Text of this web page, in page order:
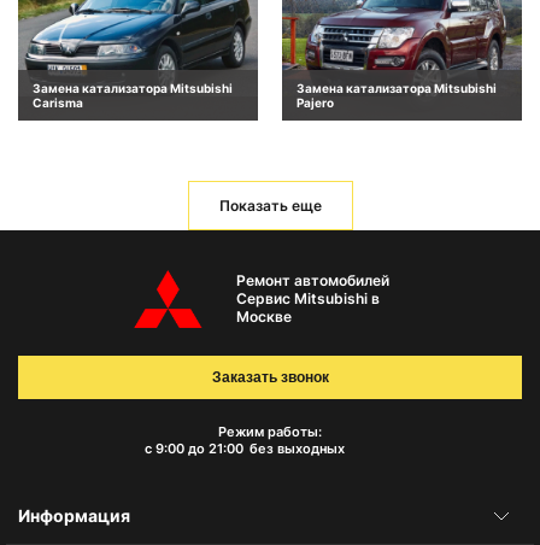
Замена катализатора Mitsubishi
Carisma
Замена катализатора Mitsubishi
Pajero
Показать еще
Ремонт автомобилей
Сервис Mitsubishi в
Москве
Режим работы:
с 9:00 до 21:00 без выходных
Заказать звонок
Информация